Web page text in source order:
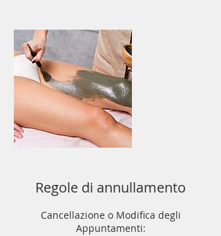
Regole di annullamento
Cancellazione o Modifica degli
Appuntamenti: